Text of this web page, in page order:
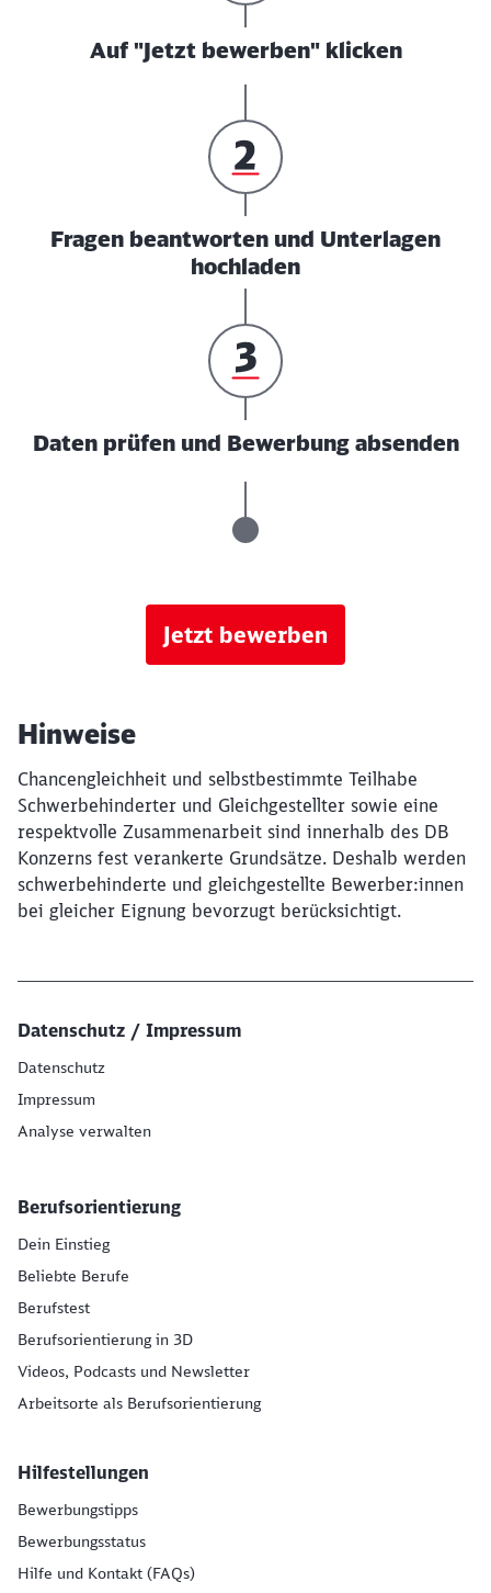
Auf "Jetzt bewerben" klicken
Fragen beantworten und Unterlagen
hochladen
Daten prüfen und Bewerbung absenden
Jetzt bewerben
Hinweise
Chancengleichheit und selbstbestimmte Teilhabe
Schwerbehinderter und Gleichgestellter sowie eine
respektvolle Zusammenarbeit sind innerhalb des DB
Konzerns fest verankerte Grundsätze. Deshalb werden
schwerbehinderte und gleichgestellte Bewerber:innen
bei gleicher Eignung bevorzugt berücksichtigt.
Datenschutz / Impressum
Datenschutz
Impressum
Analyse verwalten
Berufsorientierung
Dein Einstieg
Beliebte Berufe
Berufstest
Berufsorientierung in 3D
Videos, Podcasts und Newsletter
Arbeitsorte als Berufsorientierung
Hilfestellungen
Bewerbungstipps
Bewerbungsstatus
Hilfe und Kontakt (FAQs)